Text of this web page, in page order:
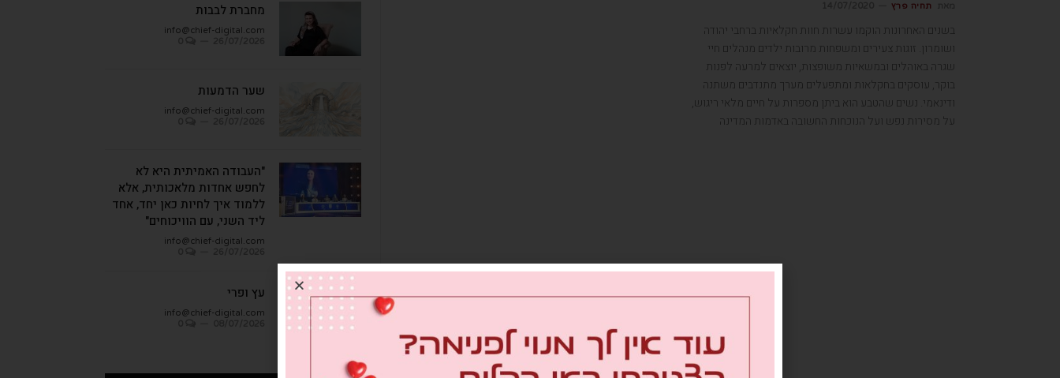
תחיה פרץ
בשנים האחרונות הוקמו עשרות חוות חקלאיות ברחבי יהודה
ושומרון. זוגות צעירים ומשפחות מרובות ילדים מנהלים חיי
שגרה באוהלים ובמשאיות משופצות, יוצאים למרעה לפנות
בוקר, עוסקים בחקלאות ומתפעלים מערך מתנדבים משתנה
ודינאמי. נשים שהטבע הוא ביתן מספרות על חיים מלאי ריגוש,
על מסירות נפש ועל הנוכחות החשובה באדמות המדינה
מחברת לבבות
info@chief-digital.com
שער הדמעות
info@chief-digital.com
"העבודה האמיתית היא לא
לחפש אחדות מלאכותית, אלא
ללמוד איך לחיות כאן יחד, אחד
ליד השני, עם הוויכוחים"
info@chief-digital.com
עץ ופרי
info@chief-digital.com